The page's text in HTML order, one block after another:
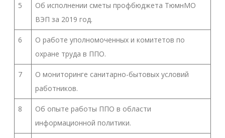
5
Об исполнении сметы профбюджета ТюмнМО
ВЭП за 2019 год.
6
О работе уполномоченных и комитетов по
охране труда в ППО.
7
О мониторинге санитарно-бытовых условий
работников.
8
Об опыте работы ППО в области
информационной политики.